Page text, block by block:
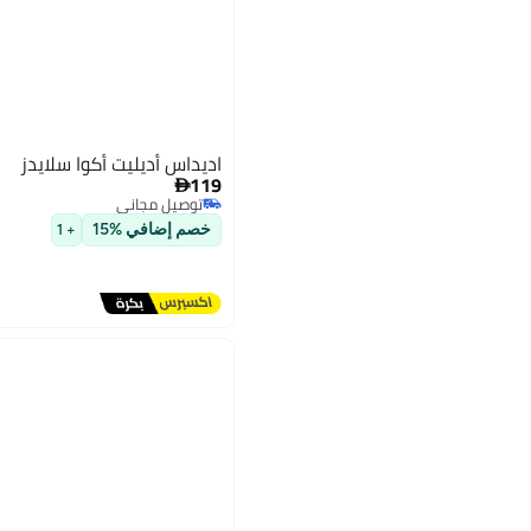
اديداس أديليت أكوا سلايدز
119
توصيل مجاني
توصيل مجاني
خصم إضافي %15 + 1